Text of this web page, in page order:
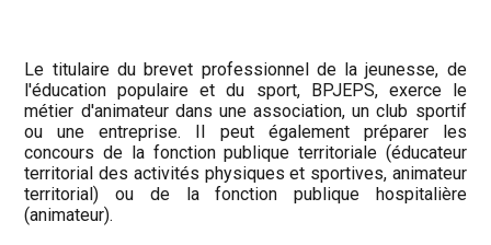
Le titulaire du brevet professionnel de la jeunesse, de
l'éducation populaire et du sport, BPJEPS, exerce le
métier d'animateur dans une association, un club sportif
ou une entreprise. Il peut également préparer les
concours de la fonction publique territoriale (éducateur
territorial des activités physiques et sportives, animateur
territorial) ou de la fonction publique hospitalière
(animateur).